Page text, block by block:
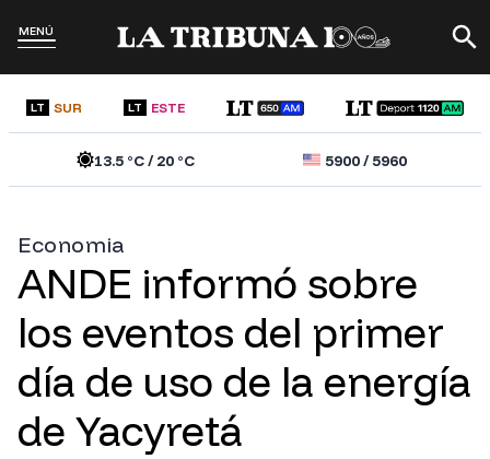
MENÚ
LT SUR LT ESTE
13.5 °C /20 °C 5900/5960
Economia
ANDE informó sobre
los eventos del primer
día de uso de la energía
de Yacyretá